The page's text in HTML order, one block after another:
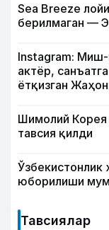
Sea Breeze
берилмаган —
Instagram:
актёр,
ётқизган
Шимолий Корея
тавсия қилди
юборилиши
Тавсиялар